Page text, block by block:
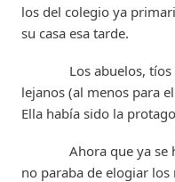
los del colegio ya
su casa esa tarde.
Los abuelos,
lejanos (al menos para
Ella había sido la
Ahora que ya se
no paraba de elogiar